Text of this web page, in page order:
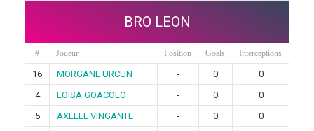
BRO LEON
# Joueur Position Goals Interceptions
16 MORGANE URCUN - 0
0
4
LOISA GOACOLO - 0
0
5
AXELLE VINGANTE - 0
0